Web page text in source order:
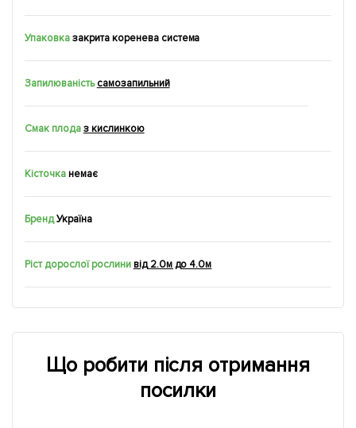
Упаковказакрита коренева система
Запилюваність самозапильний
Смак плодаз кислинкою
Кісточканемає
БрендУкраїна
Ріст дорослої рослини від 2.0м до 4.0м
Що робити після отримання
посилки